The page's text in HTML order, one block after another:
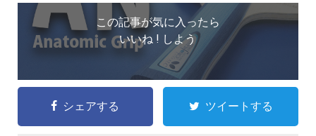
この記事が気に入ったら
いいね ! しよう
シェアする ツイートする